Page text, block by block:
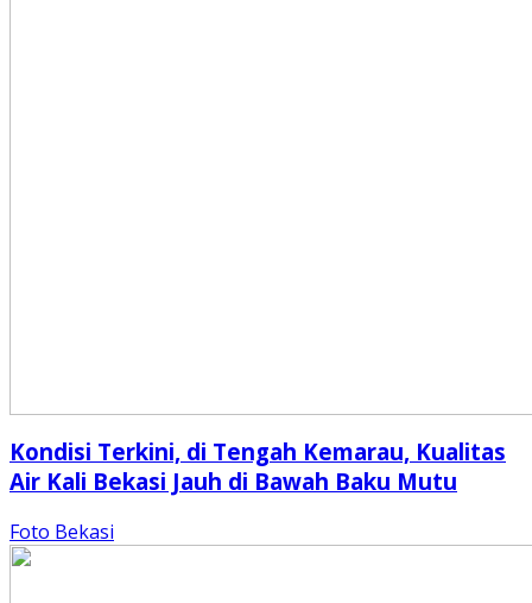
Kondisi Terkini, di Tengah Kemarau, Kualitas
Air Kali Bekasi Jauh di Bawah Baku Mutu
Foto Bekasi